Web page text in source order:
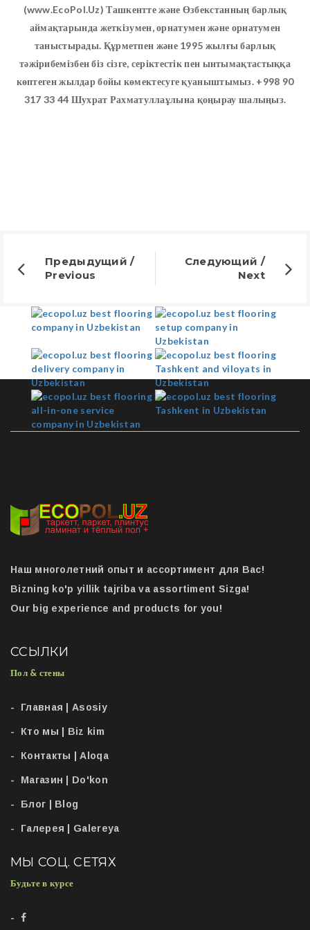
(www.EcoPol.Uz) Ташкентте және Өзбекстанның барлық
аймақтарында жеткізумен, орнатумен және орнатумен
таныстырады. Құрметпен және 1995 жылғы барлық
тәжірибемізбен біз сізге, серіктестік пен ынтымақтастыққа
көптеген жылдар бойы көмектесуге қуаныштымыз. +998 90
317 33 44 Шухрат Рахматуллаұлына қоңырау шалыңыз.
Предыдущий /
Previous
Следующий /
Next
Наш многолетний опыт и ассортимент для Вас!
Bizning ko'p yillik tajriba va assortiment Sizga!
Our big experience and products for you!
ССЫЛКИ
Пол & стены
Главная | Asosiy
Кто мы | Biz kim
Контакты | Aloqa
Магазин | Do'kon
Блог | Blog
Галерея | Galereya
МЫ СОЦ. СЕТЯХ
Будьте в курсе